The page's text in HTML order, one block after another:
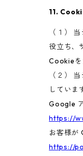
11.
（１）
役立ち、
Cookieを
（２）
してい
Google
https://
お客様が
https://